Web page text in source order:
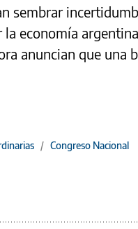
sembrar
economía
anuncian que una
/ Congreso Nacional